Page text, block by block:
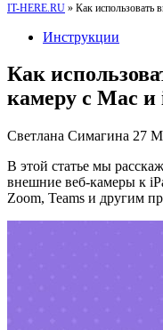
IT-HERE.RU » Как использовать
Инструкции
Как
камеру с Mac и
Светлана Симагина 27
В этой статье мы
внешние веб-камеры к
Zoom, Teams и другим